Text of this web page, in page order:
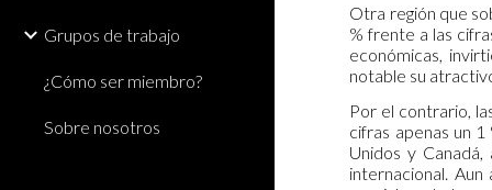
Grupos de trabajo
¿Cómo ser miembro?
Sobre nosotros
Otra región que
% frente a las
económicas,
notable su
Por el contrario,
cifras apenas un
Unidos y
internacional.